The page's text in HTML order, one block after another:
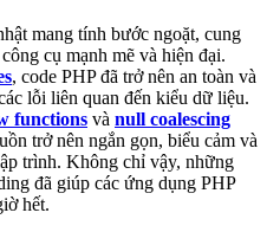
mang tính bước ngoặt, cung
cụ mạnh mẽ và hiện đại.
, code PHP đã trở nên an toàn và
lỗi liên quan đến kiểu dữ liệu.
functions và null coalescing
trở nên ngắn gọn, biểu cảm và
trình. Không chỉ vậy, những
đã giúp các ứng dụng PHP
hết.